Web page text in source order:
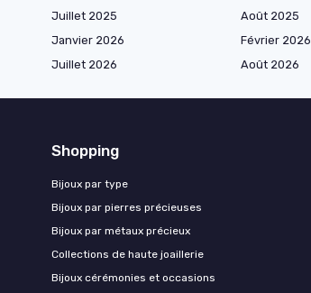
Juillet 2025
Août 2025
Janvier 2026
Février 2026
Juillet 2026
Août 2026
Shopping
Bijoux par type
Bijoux par pierres précieuses
Bijoux par métaux précieux
Collections de haute joaillerie
Bijoux cérémonies et occasions